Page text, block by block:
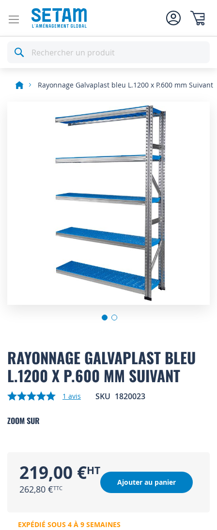
Rechercher
Rayonnage Galvaplast bleu L.1200 x P.600 mm Suivant
to
the
beginning
of
images
RAYONNAGE GALVAPLAST BLEU
L.1200 X P.600 MM SUIVANT
1 avis SKU 1820023
ZOOM SUR
219,00 €
262,80 €
Ajouter au panier
EXPÉDIÉ SOUS 4 À 9 SEMAINES